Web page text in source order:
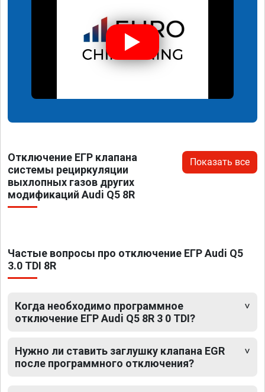
Отключение ЕГР клапана
системы рециркуляции
выхлопных газов других
модификаций Audi Q5 8R
Показать все
Частые вопросы про отключение ЕГР Audi Q5
3.0 TDI 8R
Когда необходимо программное
отключение ЕГР Audi Q5 8R 3 0 TDI?
Нужно ли ставить заглушку клапана EGR
после программного отключения?